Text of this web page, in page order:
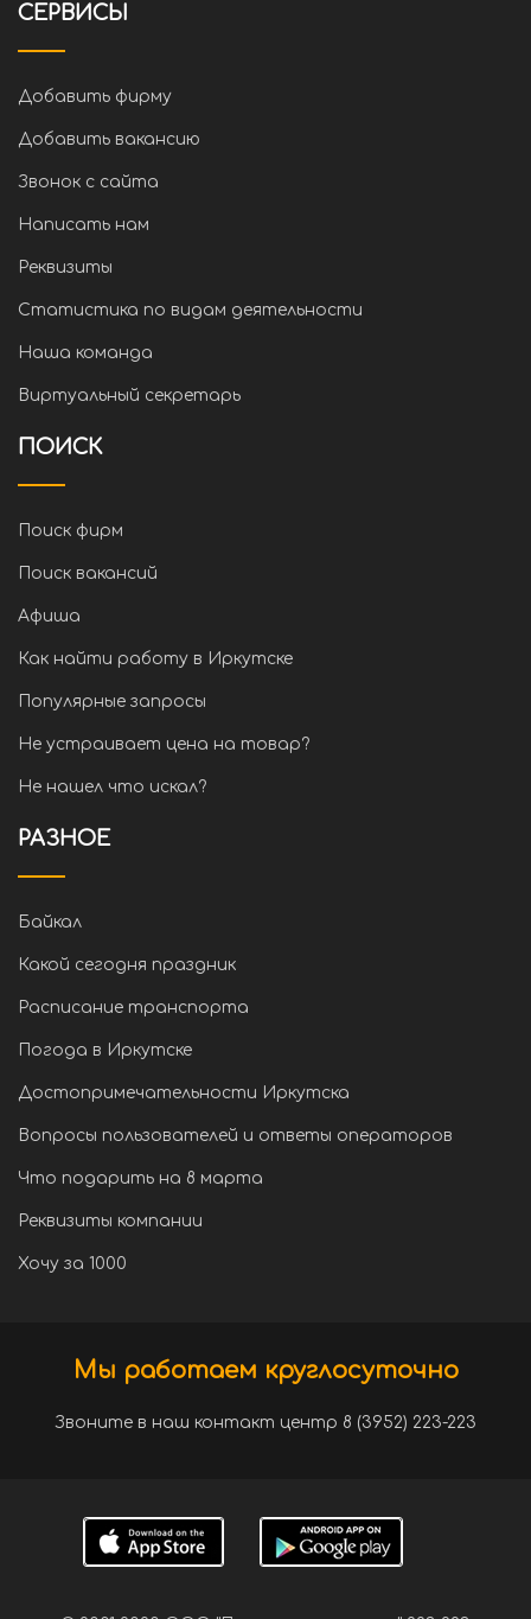
СЕРВИСЫ
Добавить фирму
Добавить вакансию
Звонок с сайта
Написать нам
Реквизиты
Статистика по видам деятельности
Наша команда
Виртуальный секретарь
ПОИСК
Поиск фирм
Поиск вакансий
Афиша
Как найти работу в Иркутске
Популярные запросы
Не устраивает цена на товар?
Не нашел что искал?
РАЗНОЕ
Байкал
Какой сегодня праздник
Расписание транспорта
Погода в Иркутске
Достопримечательности Иркутска
Вопросы пользователей и ответы операторов
Что подарить на 8 марта
Реквизиты компании
Хочу за 1000
Мы работаем круглосуточно
Звоните в наш контакт центр 8 (3952) 223-223